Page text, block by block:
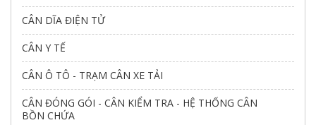
CÂN DĨA ĐIỆN TỬ
CÂN Y TẾ
CÂN Ô TÔ - TRẠM CÂN XE TẢI
CÂN ĐÓNG GÓI - CÂN KIỂM TRA - HỆ THỐNG CÂN
BỒN CHỨA